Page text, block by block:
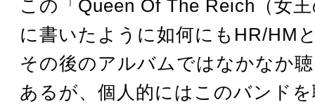
この「Queen Of The Reich（女
に書いたように如何にもHR/HM
その後のアルバムではなかなか
あるが、個人的にはこのバンド